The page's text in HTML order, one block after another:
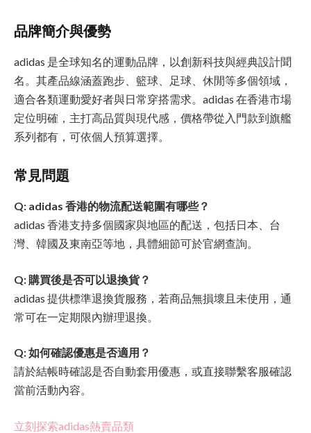
品牌簡介與優勢
adidas 是全球知名的運動品牌，以創新科技與經典設計聞
名。其產品線涵蓋跑步、籃球、足球、休閒等多個領域，
適合各類運動愛好者與日常穿搭需求。adidas 在香港市場
定位明確，主打高品質與現代感，價格帶從入門款到旗艦
系列都有，可依個人預算選擇。
常見問題
Q: adidas 香港的物流配送範圍有哪些？
adidas 香港支持多個國家與地區的配送，包括日本、台
灣、韓國及東南亞等地，具體細節可於官網查詢。
Q: 購買後是否可以退換貨？
adidas 提供標準退換貨服務，若商品無損壞且未使用，通
常可在一定期限內辦理退換。
Q: 如何確認優惠是否適用？
請於結帳時確認是否自動套用優惠，或直接聯繫客服確認
當前活動內容。
立刻探索adidas熱賣品類